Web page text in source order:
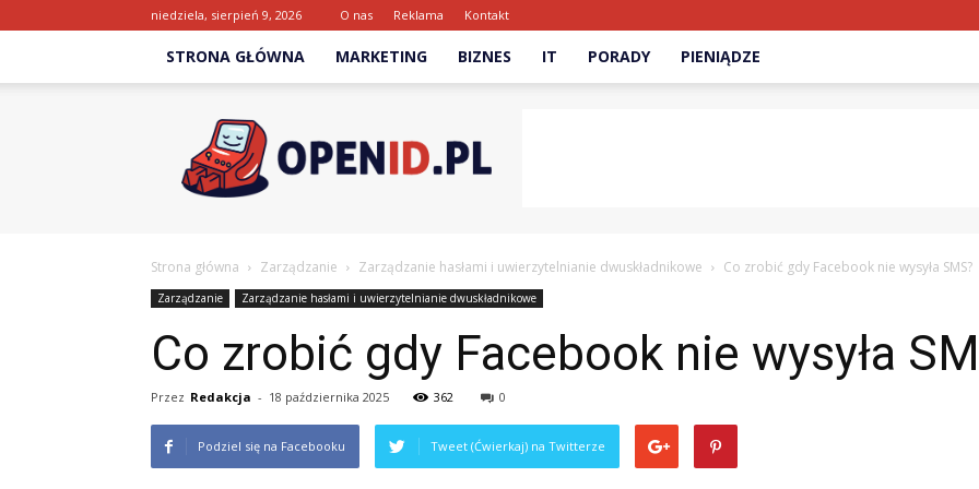
niedziela, sierpień 9, 2026 O nas Reklama Kontakt
STRONA GŁÓWNA MARKETING BIZNES IT PORADY PIENIĄDZE
Openid.pl
Strona główna Zarządzanie Zarządzanie hasłami i uwierzytelnianie dwuskładnikowe Co zrobić gdy Facebook nie wysyła SMS?
Zarządzanie Zarządzanie hasłami i uwierzytelnianie dwuskładnikowe
Co zrobić gdy Facebook nie wysyła
Przez Redakcja - 18 października 2025 362 0
Podziel się na Facebooku Tweet (Ćwierkaj) na Twitterze